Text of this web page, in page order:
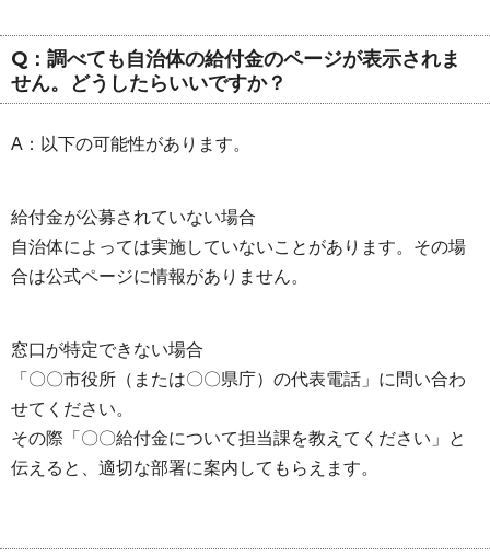
Q：調べても自治体の給付金のページが表示されま
せん。どうしたらいいですか？
A：以下の可能性があります。
給付金が公募されていない場合
自治体によっては実施していないことがあります。その場
合は公式ページに情報がありません。
窓口が特定できない場合
「〇〇市役所（または〇〇県庁）の代表電話」に問い合わ
せてください。
その際「〇〇給付金について担当課を教えてください」と
伝えると、適切な部署に案内してもらえます。